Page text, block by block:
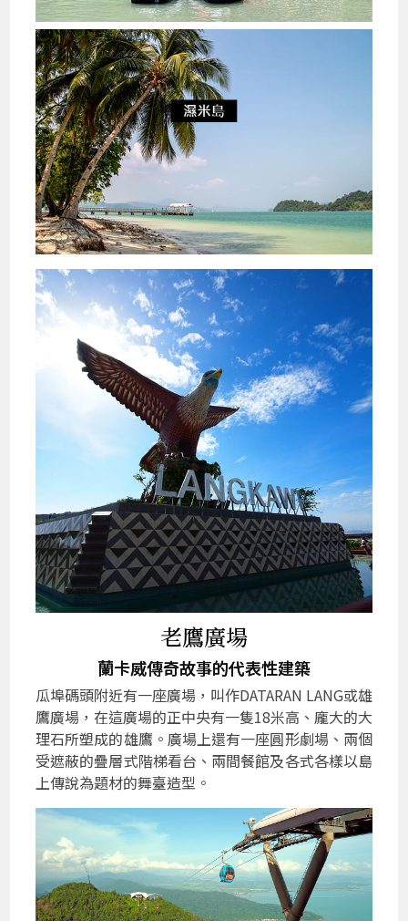
老鷹廣場
蘭卡威傳奇故事的代表性建築
瓜埠碼頭附近有一座廣場，叫作DATARAN LANG或雄
鷹廣場，在這廣場的正中央有一隻18米高、龐大的大
理石所塑成的雄鷹。廣場上還有一座圓形劇場、兩個
受遮蔽的疊層式階梯看台、兩間餐館及各式各樣以島
上傳說為題材的舞臺造型。